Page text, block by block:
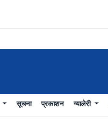
सूचना प्रकाशन ग्यालेरी